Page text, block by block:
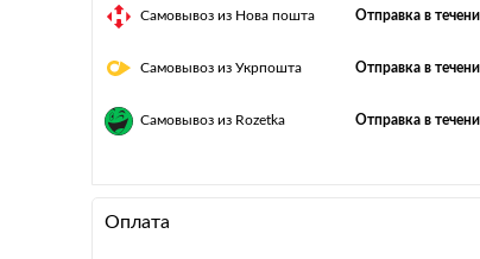
Самовывоз из Нова пошта Отправка в
Самовывоз из Укрпошта Отправка в
Самовывоз из Rozetka Отправка в
Оплата